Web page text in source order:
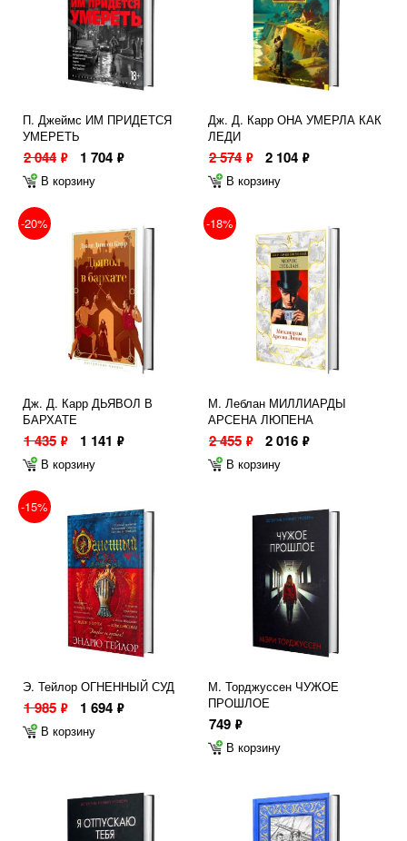
П. Джеймс ИМ ПРИДЕТСЯ
УМЕРЕТЬ
2 044 ф 1 704 ф
В корзину
Дж. Д. Карр ОНА УМЕРЛА КАК
ЛЕДИ
2 574 ф 2 104 ф
В корзину
-20%
Дж. Д. Карр ДЬЯВОЛ В
БАРХАТЕ
1 435 ф 1 141 ф
В корзину
-18%
М. Леблан МИЛЛИАРДЫ
АРСЕНА ЛЮПЕНА
2 455 ф 2 016 ф
В корзину
-15%
Э. Тейлор ОГНЕННЫЙ СУД
1 985 ф 1 694 ф
В корзину
М. Торджуссен ЧУЖОЕ
ПРОШЛОЕ
749 ф
В корзину